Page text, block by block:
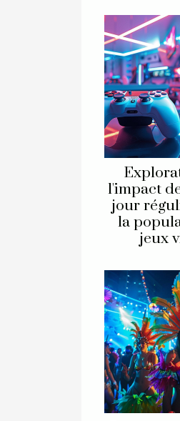
l'impact
jour
la
jeux